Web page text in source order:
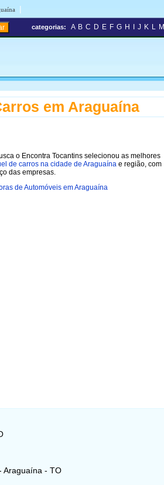
|
categorias: A B C D E F G H J K L M
em Araguaína
o Encontra Tocantins selecionou as melhores
de carros na cidade de Araguaína e região, com
das empresas.
de Automóveis em Araguaína
Araguaína - TO